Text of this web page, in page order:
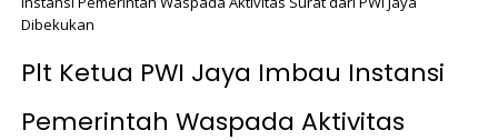
Dibekukan
Plt Ketua PWI Jaya Imbau Instansi
Pemerintah Waspada Aktivitas